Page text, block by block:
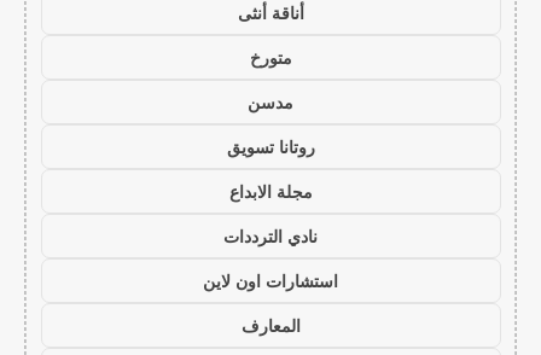
أناقة أنثى
متورخ
مدسن
روتانا تسويق
مجلة الابداع
نادي الترددات
استشارات اون لاين
المعارف